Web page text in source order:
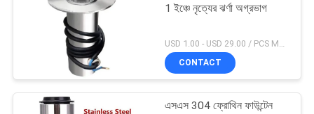
1 ইঞ্চে নৃত্যের ঝর্ণা অগ্রভাগ
CONTACT
এসএস 304 ফ্রোথিন ফাউন্টেন